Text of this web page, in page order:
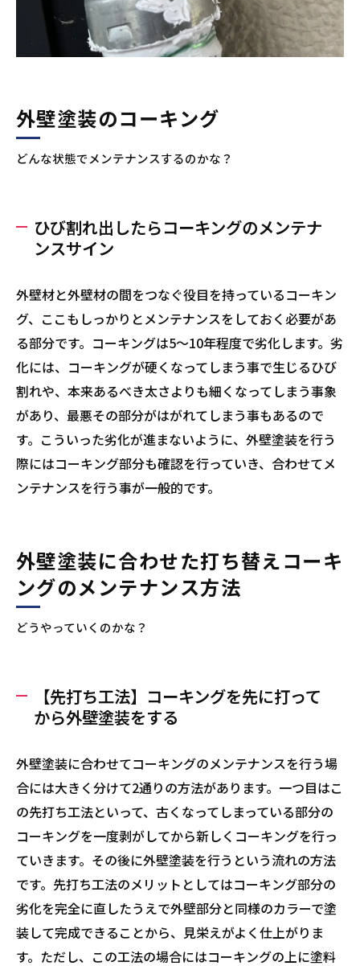
外壁塗装のコーキング
どんな状態でメンテナンスするのかな？
ひび割れ出したらコーキングのメンテナ
ンスサイン
外壁材と外壁材の間をつなぐ役目を持っているコーキン
グ、ここもしっかりとメンテナンスをしておく必要があ
る部分です。コーキングは5～10年程度で劣化します。劣
化には、コーキングが硬くなってしまう事で生じるひび
割れや、本来あるべき太さよりも細くなってしまう事象
があり、最悪その部分がはがれてしまう事もあるので
す。こういった劣化が進まないように、外壁塗装を行う
際にはコーキング部分も確認を行っていき、合わせてメ
ンテナンスを行う事が一般的です。
外壁塗装に合わせた打ち替えコーキ
ングのメンテナンス方法
どうやっていくのかな？
【先打ち工法】コーキングを先に打って
から外壁塗装をする
外壁塗装に合わせてコーキングのメンテナンスを行う場
合には大きく分けて2通りの方法があります。一つ目はこ
の先打ち工法といって、古くなってしまっている部分の
コーキングを一度剥がしてから新しくコーキングを行っ
ていきます。その後に外壁塗装を行うという流れの方法
です。先打ち工法のメリットとしてはコーキング部分の
劣化を完全に直したうえで外壁部分と同様のカラーで塗
装して完成できることから、見栄えがよく仕上がりま
す。ただし、この工法の場合にはコーキングの上に塗料